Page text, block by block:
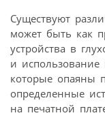
Существуют
может быть как
устройства в
и использование
которые опаяны
определенные
на печатной